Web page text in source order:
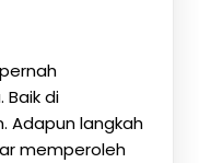
Baik di
Adapun langkah
memperoleh